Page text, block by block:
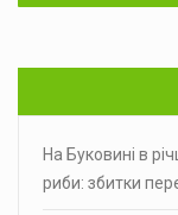
На Буковині в
риби: збитки